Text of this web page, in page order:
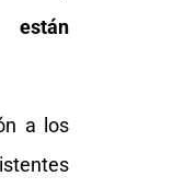
a los